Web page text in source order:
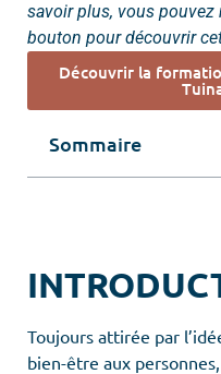
savoir plus, vous
bouton pour découvrir
Découvrir la
Sommaire
Toujours attirée par
bien-être aux